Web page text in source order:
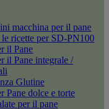
macchina per il pane
ricette per SD-PN100
il Pane
il Pane integrale /
Glutine
Pane dolce e torte
per il pane